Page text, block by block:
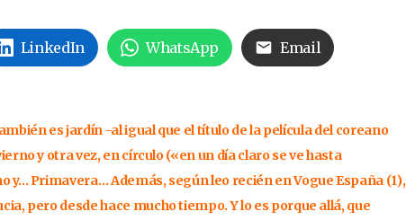
LinkedIn WhatsApp Email
es jardín -al igual que el título de la película del coreano
y otra vez, en círculo («en un día claro se ve hasta
Primavera… Además, según leo recién en Vogue España (1),
pero desde hace mucho tiempo. Y lo es porque allá, que